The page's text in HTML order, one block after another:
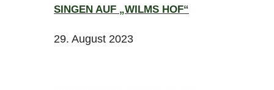
SINGEN AUF „WILMS HOF“
29. August 2023